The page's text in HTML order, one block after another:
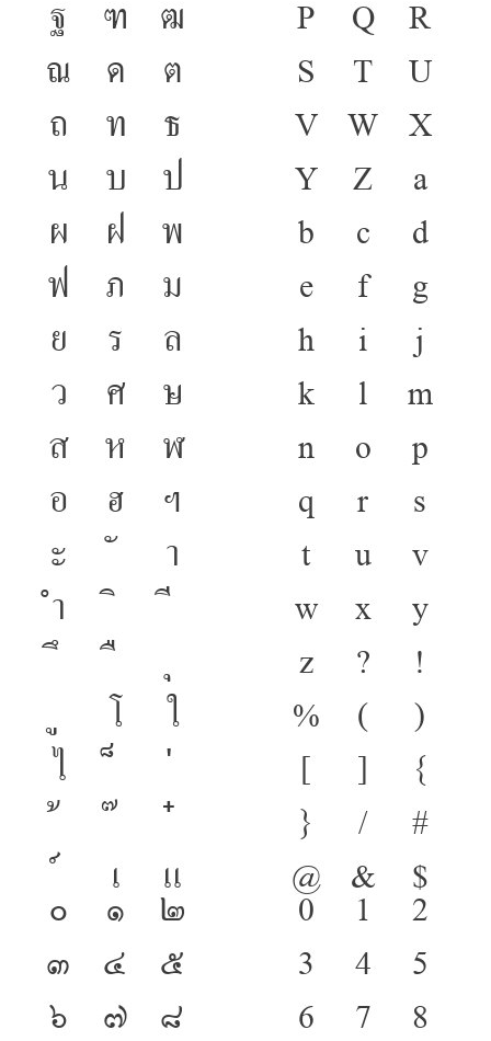
ณ
ด
ต
ถ
ท
ธ
น
บ
ป
ผ
ฝ
พ
ฟ
ภ
ม
ย
ร
ล
ว
ศ
ษ
ส
ห
ฬ
อ
ฮ
ฯ
ะ
า
ำ
โ
ใ
ไ
เ
แ
๐ ๑
๒
๓
๔
๕
๖
๗ ๘
S
T
U
V W X
Y
Z
a
b
c
d
e
f
g
h
i
j
k
l
m
n
o
p
q
r
s
t
u
v
w
x
y
z
?
!
%
(
)
[
]
{
}
/
#
@ & $
0 1
2
3
4
5
6
7
8